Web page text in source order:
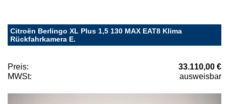
Citroën Berlingo XL Plus 1,5 130 MAX EAT8 Klima
Rückfahrkamera E.
Preis:
33.110,00 €
MWSt:
ausweisbar